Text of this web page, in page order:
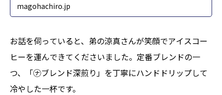
magohachiro.jp
お話を伺っていると、弟の涼真さんが笑顔でアイスコー
ヒーを運んできてくださいました。定番ブレンドの一
つ、「㋤ブレンド深煎り」を丁寧にハンドドリップして
冷やした一杯です。